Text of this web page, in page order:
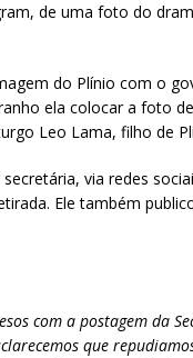
de uma foto do
do Plínio com o
ela colocar a foto
Leo Lama, filho de
via redes
Ele também
com a postagem da
que